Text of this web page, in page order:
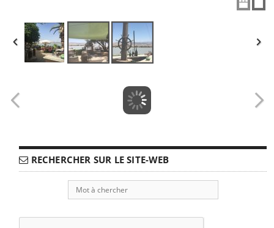
RECHERCHER SUR LE SITE-WEB